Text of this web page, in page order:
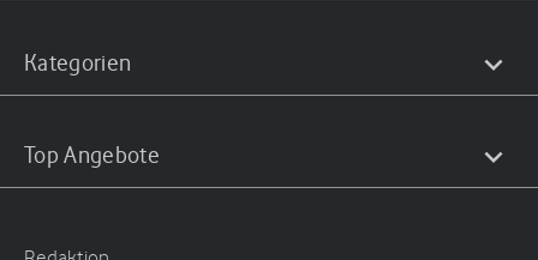
Kategorien
Top Angebote